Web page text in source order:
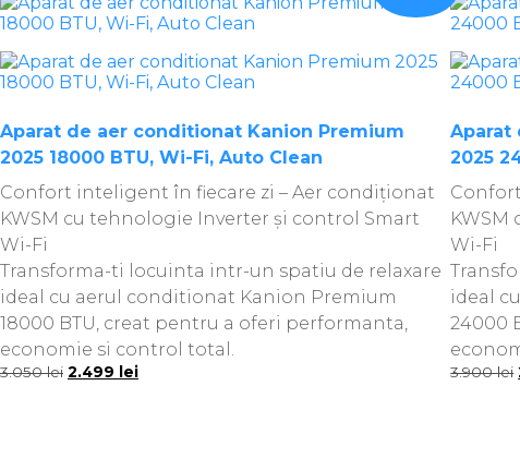
Aparat de aer conditionat Kanion Premium
2025 18000 BTU, Wi-Fi, Auto Clean
Confort inteligent în fiecare zi – Aer condiționat
KWSM cu tehnologie Inverter și control Smart
Wi-Fi
Transforma-ti locuinta intr-un spatiu de relaxare
ideal cu aerul conditionat Kanion Premium
18000 BTU, creat pentru a oferi performanta,
economie si control total.
3.050lei Prețul
2.499 leiPrețul
Aparat
2025
Wi-Fi
ideal
24000
3.900lei